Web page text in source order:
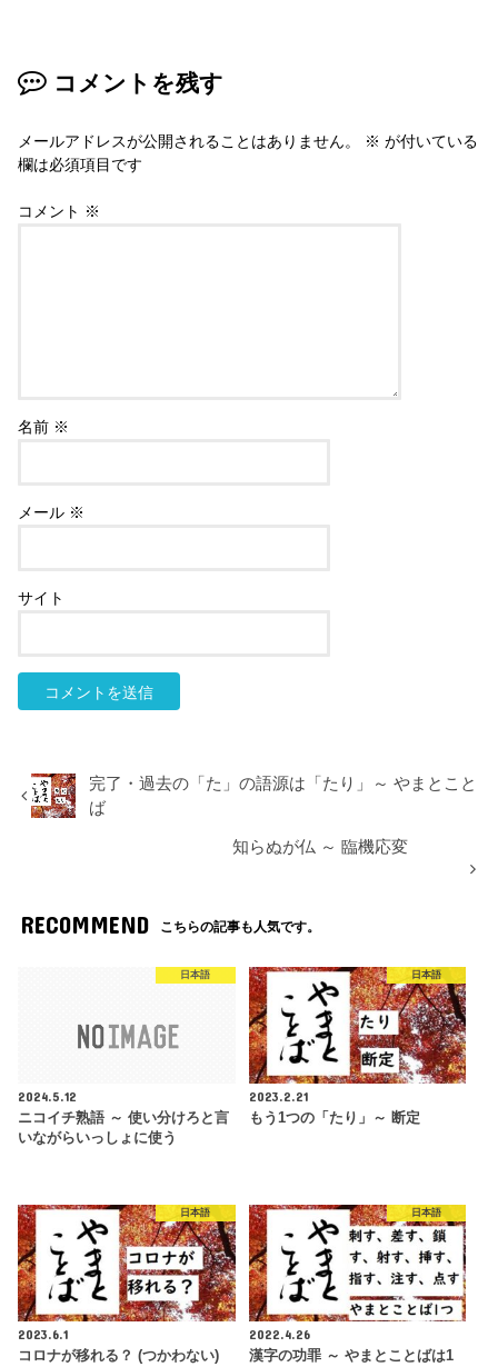
コメントを残す
メールアドレスが公開されることはありません。 ※ が付いている
欄は必須項目です
コメント ※
名前 ※
メール ※
サイト
完了・過去の「た」の語源は「たり」～ やまとこと
ば
知らぬが仏 ～ 臨機応変
RECOMMEND こちらの記事も人気です。
日本語
2024.5.12
ニコイチ熟語 ～ 使い分けろと言
いながらいっしょに使う
日本語
2023.2.21
もう1つの「たり」～ 断定
日本語
2023.6.1
コロナが移れる？ (つかわない)
日本語
2022.4.26
漢字の功罪 ～ やまとことばは1